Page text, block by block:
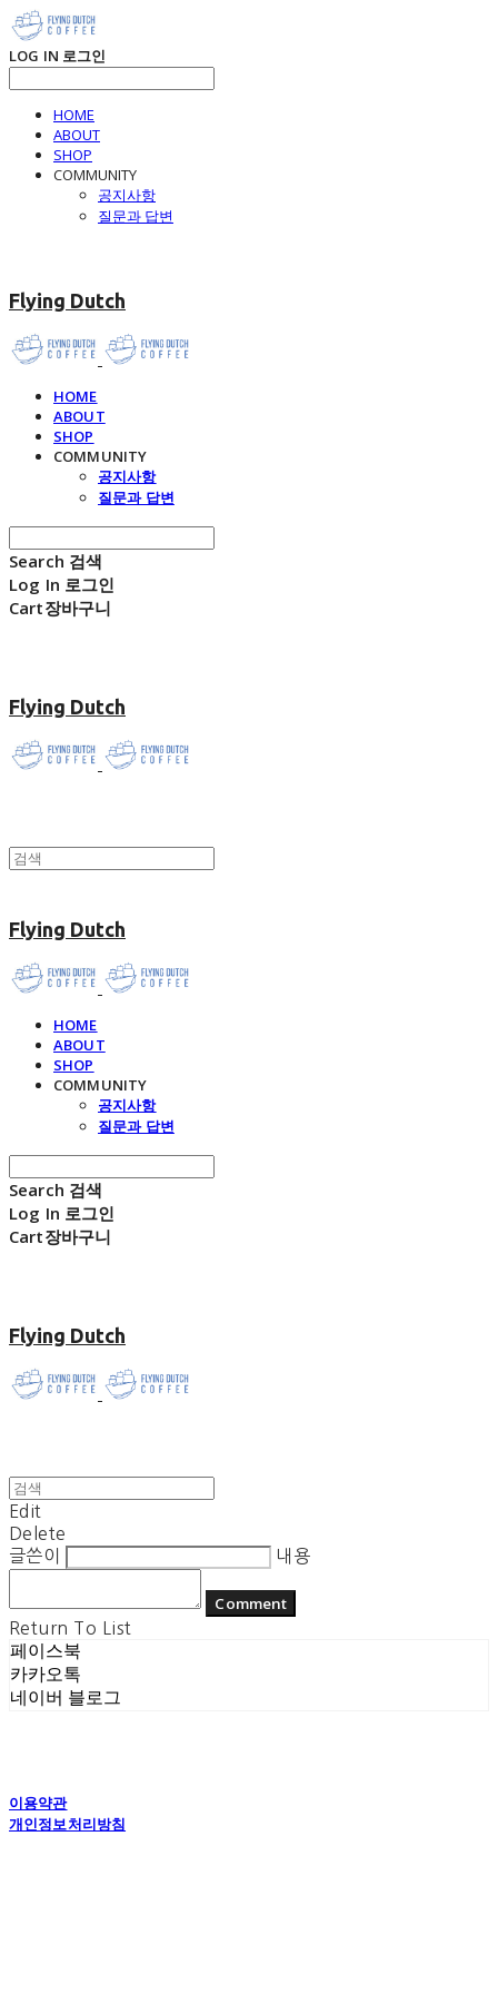
LOG IN 로그인
HOME
ABOUT
SHOP
COMMUNITY
공지사항
질문과 답변
Flying Dutch
HOME
ABOUT
SHOP
COMMUNITY
공지사항
질문과 답변
Search 검색
Log In 로그인
Cart장바구니
Flying Dutch
Flying Dutch
HOME
ABOUT
SHOP
COMMUNITY
공지사항
질문과 답변
Search 검색
Log In 로그인
Cart장바구니
Flying Dutch
Edit
Delete
글쓴이
내용
Comment
Return To List
페이스북
카카오톡
네이버 블로그
이용약관
개인정보처리방침